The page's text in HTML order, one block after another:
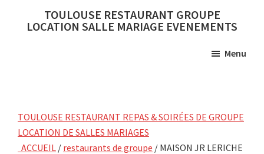
TOULOUSE RESTAURANT GROUPE
LOCATION SALLE MARIAGE EVENEMENTS
Menu
TOULOUSE RESTAURANT REPAS & SOIRÉES DE GROUPE
LOCATION DE SALLES MARIAGES
ACCUEIL / restaurants de groupe / MAISON JR LERICHE